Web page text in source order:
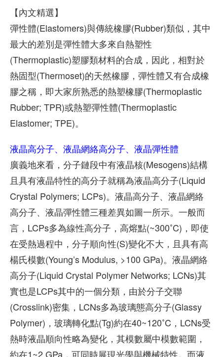
【內文精選】
彈性體(Elastomers)與傳統橡膠(Rubber)類似，其中
最大的差別是彈性體大多來自熱塑性
(Thermoplastic)塑膠類材料的合成，因此，相對於
熱固型(Thermoset)的天然橡膠，彈性體又有合成橡
膠之稱，即大家所熟悉的熱塑橡膠(Thermoplastic
Rubber; TPR)或熱塑彈性體(Thermoplastic
Elastomer; TPE)。
液晶高分子、液晶網絡高分子、液晶彈性體
廣義地來看，分子鏈段中有液晶核(Mesogens)結構
且具有液晶特性的高分子就稱為液晶高分子(Liquid
Crystal Polymers; LCPs)。液晶高分子、液晶網絡
高分子、液晶彈性體三種差異如圖一所示。一般而
言，LCPs多為線性高分子，高熔點(~300˚C)，即使
在受熱過程中，分子順向性(S)變化不大，且具有高
楊氏模數(Young’s Modulus, >100 GPa)。液晶網絡
高分子(Liquid Crystal Polymer Networks; LCNs)其
實也是LCPs其中的一個分類，由於分子交聯
(Crosslink)密集，LCNs多為玻璃態高分子(Glassy
Polymer)，玻璃轉化點(Tg)約在40~120˚C，LCNs受
熱時液晶順向性略為變化，其模數屬中模數範圍，
約在1~2 GPa，可同時展現光學與機械特性。而液